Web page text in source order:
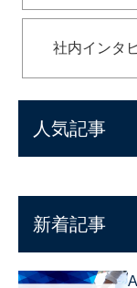
社内インタ
人気記事
新着記事